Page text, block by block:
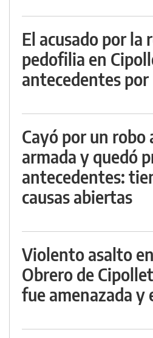
El acusado por la
pedofilia en
antecedentes
Cayó por un robo
armada y quedó
antecedentes:
causas abiertas
Violento asalto
Obrero de
fue amenazada y